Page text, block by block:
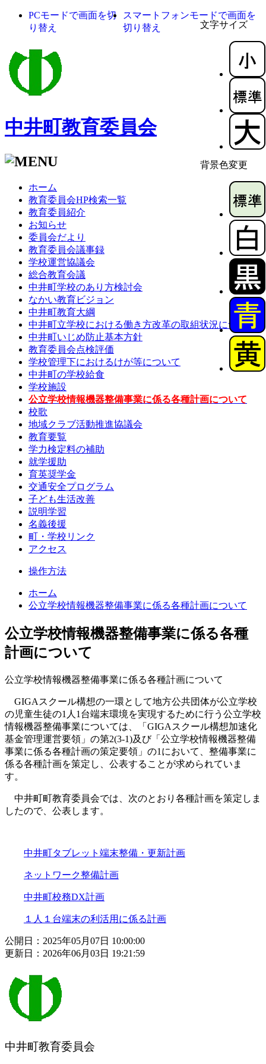
文字サイズ
背景色変更
PCモードで画面を切
り替え
スマートフォンモードで画面を
切り替え
中井町教育委員会
ホーム
教育委員会HP検索一覧
教育委員紹介
お知らせ
委員会だより
教育委員会議事録
学校運営協議会
総合教育会議
中井町学校のあり方検討会
なかい教育ビジョン
中井町教育大綱
中井町立学校における働き方改革の取組状況について
中井町いじめ防止基本方針
教育委員会点検評価
学校管理下におけるけが等について
中井町の学校給食
学校施設
公立学校情報機器整備事業に係る各種計画について
校歌
地域クラブ活動推進協議会
教育要覧
学力検定料の補助
就学援助
育英奨学金
交通安全プログラム
子ども生活改善
説明学習
名義後援
町・学校リンク
アクセス
操作方法
ホーム
公立学校情報機器整備事業に係る各種計画について
公立学校情報機器整備事業に係る各種
計画について
公立学校情報機器整備事業に係る各種計画について
GIGAスクール構想の一環として地方公共団体が公立学校
の児童生徒の1人1台端末環境を実現するために行う公立学校
情報機器整備事業については、「GIGAスクール構想加速化
基金管理運営要領」の第2(3-1)及び「公立学校情報機器整備
事業に係る各種計画の策定要領」の1において、整備事業に
係る各種計画を策定し、公表することが求められていま
す。
中井町町教育委員会では、次のとおり各種計画を策定しま
したので、公表します。
中井町タブレット端末整備・更新計画
ネットワーク整備計画
中井町校務DX計画
１人１台端末の利活用に係る計画
公開日：2025年05月07日 10:00:00
更新日：2026年06月03日 19:21:59
中井町教育委員会